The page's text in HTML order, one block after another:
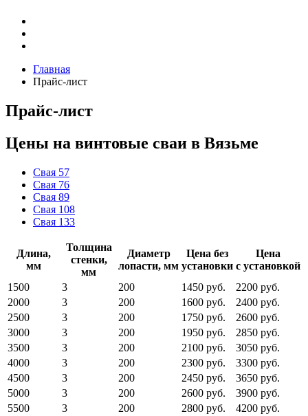
Главная
Прайс-лист
Прайс-лист
Цены на винтовые сваи в Вязьме
Свая 57
Свая 76
Свая 89
Свая 108
Свая 133
Длина,
мм
Толщина
стенки,
мм
Диаметр
лопасти, мм
Цена без
установки
Цена
с установкой
1500
3 200 1450 руб.
2200 руб.
2000
3 200 1600 руб.
2400 руб.
2500
3 200 1750 руб.
2600 руб.
3000
3 200 1950 руб.
2850 руб.
3500
3 200 2100 руб.
3050 руб.
4000
3 200 2300 руб.
3300 руб.
4500
3 200 2450 руб.
3650 руб.
5000
3 200 2600 руб.
3900 руб.
5500
3 200 2800 руб.
4200 руб.